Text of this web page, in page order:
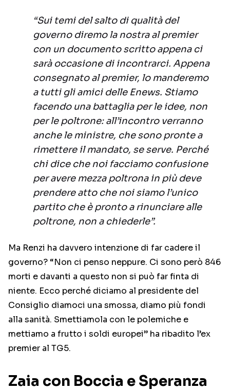
“Sui temi delsalto di qualitàdel
governo diremo la nostra al premier
con un documento scritto appena ci
sarà occasione di incontrarci. Appena
consegnato al premier, lo manderemo
a tutti gli amici delle Enews. Stiamo
facendo una battaglia per le idee, non
per le poltrone: all’incontro verranno
anche le ministre, che sono pronte a
rimettere il mandato, se serve. Perché
chi dice che noi facciamo confusione
per avere mezza poltrona in più deve
prendere atto che noi siamo l’unico
partito che è pronto a rinunciare alle
poltrone, non a chiederle”.
Ma Renzi ha davvero intenzione di far cadere il
governo? “Non ci penso neppure. Ci sono però 846
morti e davanti a questo non si può far finta di
niente. Ecco perché diciamo al presidente del
Consiglio diamoci una smossa, diamo più fondi
alla sanità. Smettiamola con le polemiche e
mettiamo a frutto i soldi europei” ha ribadito l’ex
premier al TG5.
Zaia con Boccia e Speranza